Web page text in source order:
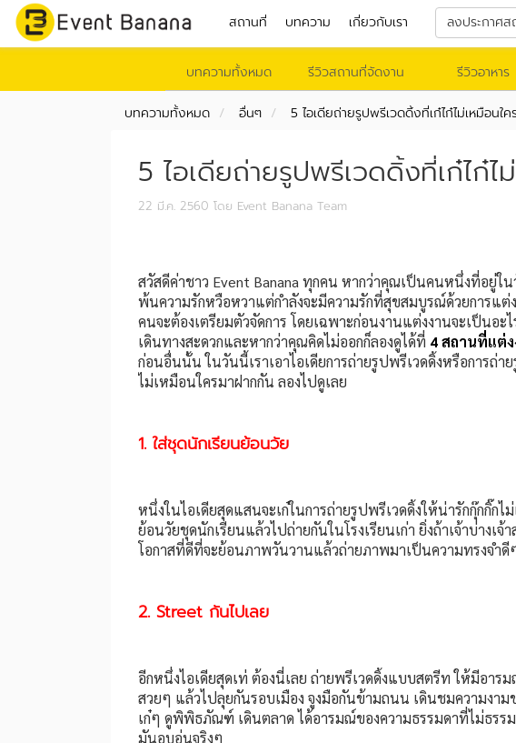
สถานที่ บทความ เกี่ยวกับเรา ลงประกาศส
บทความทั้งหมด รีวิวสถานที่จัดงาน รีวิวอาหาร
บทความทั้งหมด อื่นๆ 5 ไอเดียถ่ายรูปพรีเวดดิ้งที่เก๋ไก๋ไม่เหมือนใค
5 ไอเดียถ่ายรูปพรีเวดดิ้งที่เก๋ไก๋ไ
22 มี.ค. 2560 โดย Event Banana Team
สวัสดีค่าชาว Event Banana ทุกคน หากว่าคุณเป็นคนหนึ่งที่อยู่ใน
พ้นความรักหวือหวาแต่กำลังจะมีความรักที่สุขสมบูรณ์ด้วยการแต่
คนจะต้องเตรียมตัวจัดการ โดยเฉพาะก่อนงานแต่งงานจะเป็นอ
เดินทางสะดวกและหากว่าคุณคิดไม่ออกก็ลองดูได้ที่ 4 สถานที่แต่ง
ก่อนอื่นนั้น ในวันนี้เราเอาไอเดียการถ่ายรูปพรีเวดดิ้งหรือการถ่
ไม่เหมือนใครมาฝากกัน ลองไปดูเลย
1. ใส่ชุดนักเรียนย้อนวัย
หนึ่งในไอเดียสุดแสนจะเก๋ในการถ่ายรูปพรีเวดดิ้งให้น่ารักกุ๊กกิ๊กไ
ย้อนวัยชุดนักเรียนแล้วไปถ่ายกันในโรงเรียนเก่า ยิ่งถ้าเจ้าบ่างเ
โอกาสที่ดีที่จะย้อนภาพวันวานแล้วถ่ายภาพมาเป็นความทรงจำ
2. Street กันไปเลย
อีกหนึ่งไอเดียสุดเท่ ต้องนี่เลย ถ่ายพรีเวดดิ้งแบบสตรีท ให้มีอาร
สวยๆ แล้วไปลุยกันรอบเมือง จูงมือกันข้ามถนน เดินชมความงา
เก๋ๆ ดูพิพิธภัณฑ์ เดินตลาด ได้อารมณ์ของความธรรมดาที่ไม่ธรร
มันอบอุ่นจริงๆ